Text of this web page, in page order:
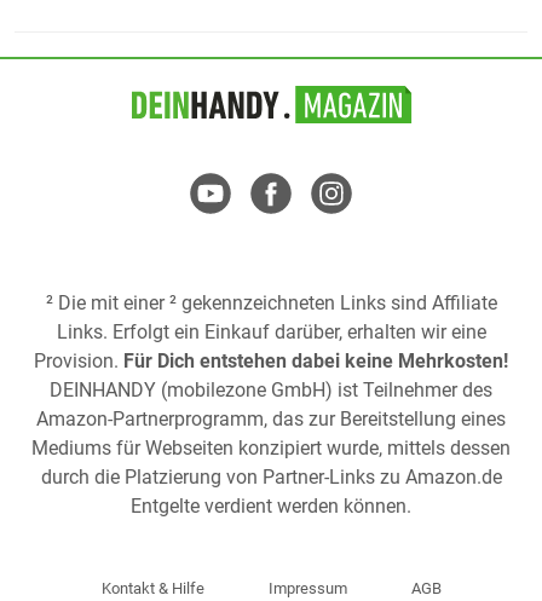
² Die mit einer ² gekennzeichneten Links sind Affiliate
Links. Erfolgt ein Einkauf darüber, erhalten wir eine
Provision. Für Dich entstehen dabei keine Mehrkosten!
DEINHANDY (mobilezone GmbH) ist Teilnehmer des
Amazon-Partnerprogramm, das zur Bereitstellung eines
Mediums für Webseiten konzipiert wurde, mittels dessen
durch die Platzierung von Partner-Links zu Amazon.de
Entgelte verdient werden können.
Kontakt & Hilfe Impressum AGB